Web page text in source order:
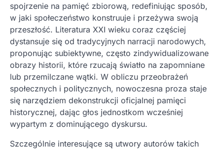
spojrzenie na pamięć zbiorową, redefiniując sposób,
w jaki społeczeństwo konstruuje i przeżywa swoją
przeszłość. Literatura XXI wieku coraz częściej
dystansuje się od tradycyjnych narracji narodowych,
proponując subiektywne, często zindywidualizowane
obrazy historii, które rzucają światło na zapomniane
lub przemilczane wątki. W obliczu przeobrażeń
społecznych i politycznych, nowoczesna proza staje
się narzędziem dekonstrukcji oficjalnej pamięci
historycznej, dając głos jednostkom wcześniej
wypartym z dominującego dyskursu.
Szczególnie interesujące są utwory autorów takich